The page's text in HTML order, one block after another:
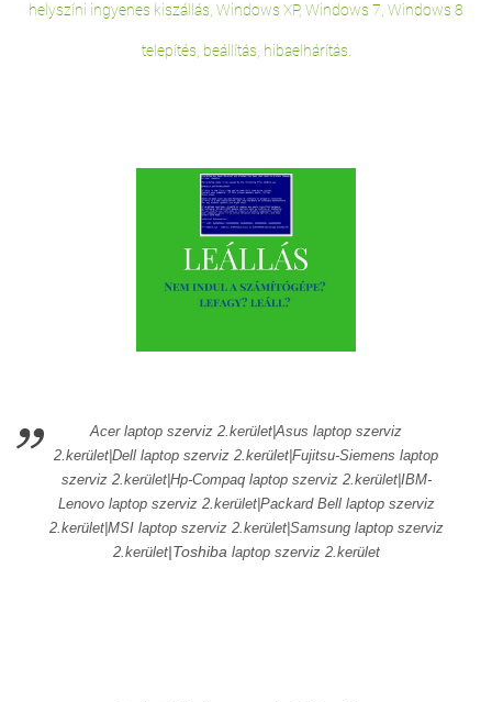
helyszíni ingyenes kiszállás, Windows XP, Windows 7, Windows 8
telepítés, beállítás, hibaelhárítás.
Acer laptop szerviz 2.kerület|Asus laptop szerviz
2.kerület|Dell laptop szerviz 2.kerület|Fujitsu-Siemens laptop
szerviz 2.kerület|Hp-Compaq laptop szerviz 2.kerület|IBM-
Lenovo laptop szerviz 2.kerület|Packard Bell laptop szerviz
2.kerület|MSI laptop szerviz 2.kerület|Samsung laptop szerviz
2.kerület|Toshibalaptop szerviz 2.kerület